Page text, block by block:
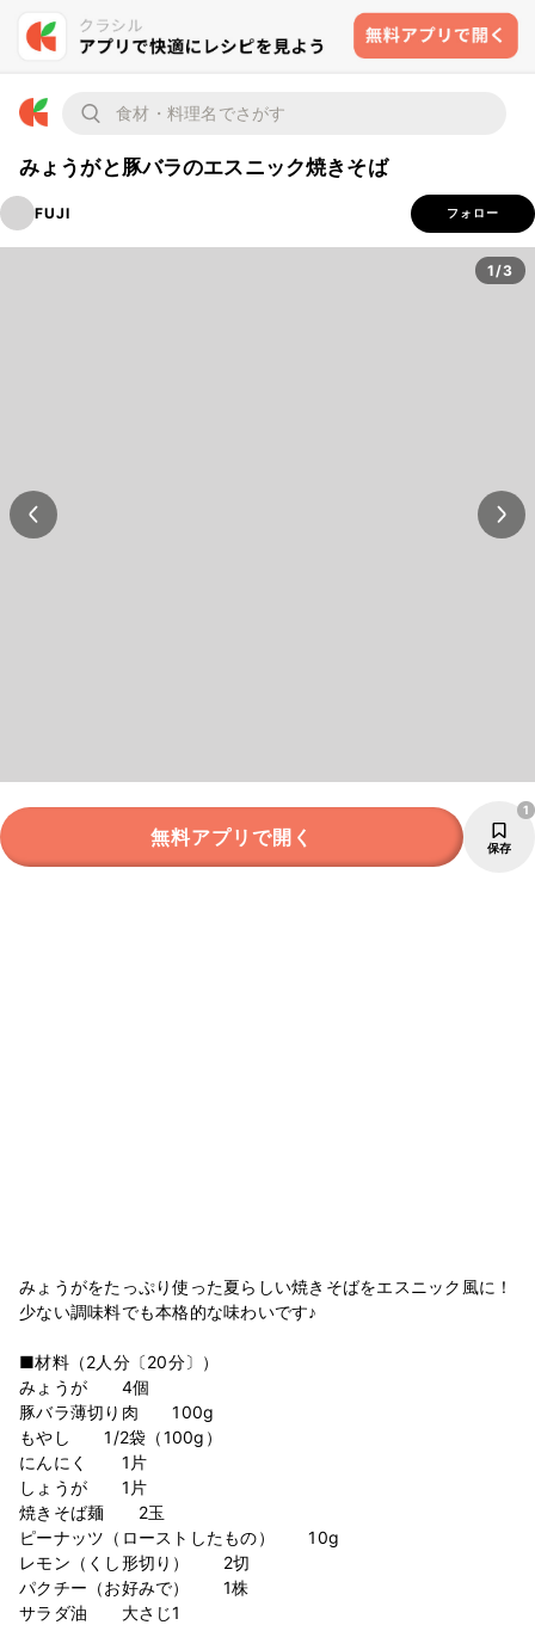
みょうがと豚バラのエスニック焼きそば
FUJI フォロー
1/3
無料アプリで開く 保存
1
みょうがをたっぷり使った夏らしい焼きそばをエスニック風に！
少ない調味料でも本格的な味わいです♪
■材料（2人分〔20分〕）
みょうが 4個
豚バラ薄切り肉 100g
もやし 1/2袋（100g）
にんにく 1片
しょうが 1片
焼きそば麺 2玉
ピーナッツ（ローストしたもの） 10g
レモン（くし形切り） 2切
パクチー（お好みで） 1株
サラダ油 大さじ1